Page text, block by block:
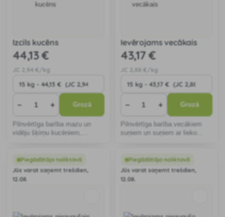
Izcils kucēns
44,13 €
2 ,94 €/kg
− + Grozā
Pilnvērtīga barība mazu un
vidēju šķirņu kucēniem,
izcelsmes olbaltumvielu.
Ievērojams vecākais
43,17 €
2 ,88 €/kg
− + Grozā
Pilnvērtīga barība vecākiem
suņiem un suņiem ar lieko
Piegādātāja noliktavā
Jūs varat saņemt trešdien,
12.08.
Piegādātāja noliktavā
Jūs varat saņemt trešdien,
12.08.